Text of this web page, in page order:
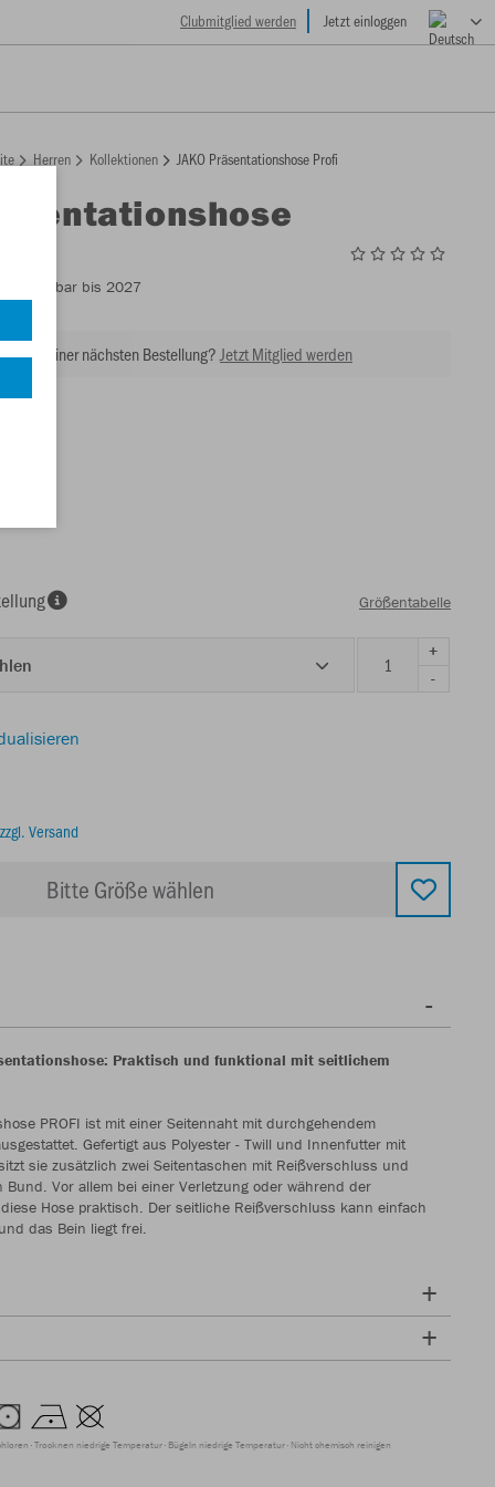
Clubmitglied werden Jetzt einloggen
Herren Kollektionen JAKO Präsentationshose Profi
- Lieferbar bis 2027
bei Deiner nächsten Bestellung? Jetzt Mitglied werden
Größentabelle
+
-
zzgl. Versand
Bitte Größe wählen
Praktisch und funktional mit seitlichem
PROFI ist mit einer Seitennaht mit durchgehendem
Gefertigt aus Polyester - Twill und Innenfutter mit
sie zusätzlich zwei Seitentaschen mit Reißverschluss und
Bund. Vor allem bei einer Verletzung oder während der
Hose praktisch. Der seitliche Reißverschluss kann einfach
das Bein liegt frei.
Trocknen niedrige Temperatur Bügeln niedrige Temperatur Nicht chemisch reinigen